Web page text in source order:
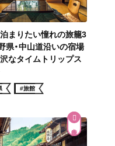
まりたい憧れの旅籠3
県・中山道沿いの宿場
なタイムトリップス
#旅館
街道歩き